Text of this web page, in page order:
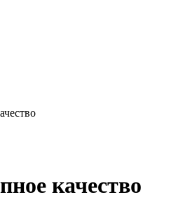
качество